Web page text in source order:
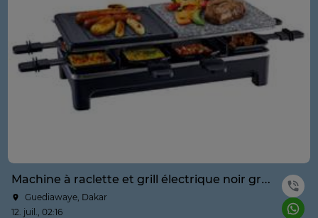
Machine à raclette et grill électrique noir gris 1500W
Guediawaye, Dakar
12. juil., 02:16